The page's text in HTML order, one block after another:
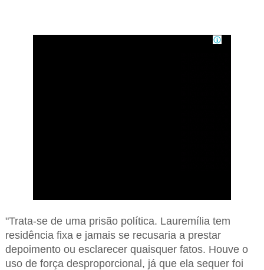
"Trata-se de uma prisão política. Lauremília tem
residência fixa e jamais se recusaria a prestar
depoimento ou esclarecer quaisquer fatos. Houve o
uso de força desproporcional, já que ela sequer foi